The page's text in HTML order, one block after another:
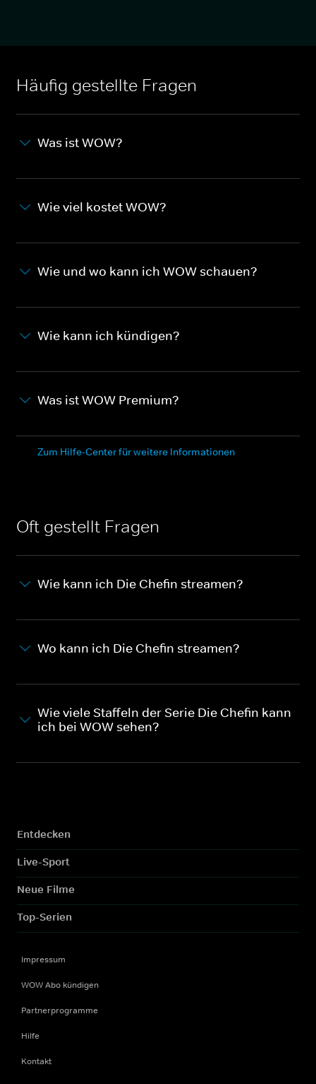
Häufig gestellte Fragen
Was ist WOW?
Wie viel kostet WOW?
Wie und wo kann ich WOW schauen?
Wie kann ich kündigen?
Was ist WOW Premium?
Zum Hilfe-Center für weitere Informationen
Oft gestellt Fragen
Wie kann ich Die Chefin streamen?
Wo kann ich Die Chefin streamen?
Wie viele Staffeln der Serie Die Chefin kann
ich bei WOW sehen?
Entdecken
Live-Sport
Neue Filme
Top-Serien
Impressum
WOW Abo kündigen
Partnerprogramme
Hilfe
Kontakt